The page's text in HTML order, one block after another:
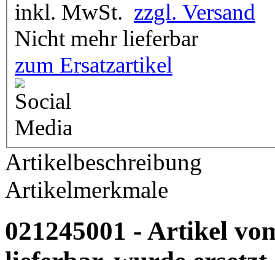
inkl. MwSt. zzgl. Versand
Nicht mehr lieferbar
zum Ersatzartikel
Artikelbeschreibung
Artikelmerkmale
021245001 - Artikel